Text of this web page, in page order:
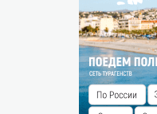
Бесплатно без
Проживание детей до 12
(не более одного